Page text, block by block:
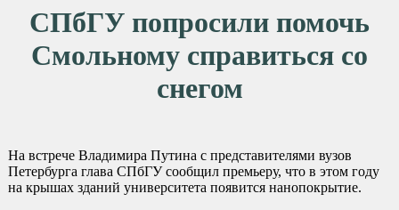
СПбГУ попросили помочь
Смольному справиться со
снегом
На встрече Владимира Путина с представителями вузов
Петербурга глава СПбГУ сообщил премьеру, что в этом году
на крышах зданий университета появится нанопокрытие.